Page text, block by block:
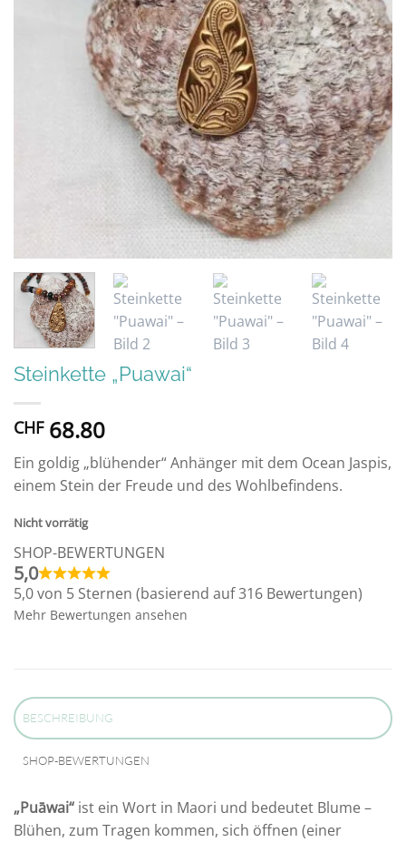
Steinkette „Puawai“
CHF68.80
Ein goldig „blühender“ Anhänger mit dem Ocean Jaspis,
einem Stein der Freude und des Wohlbefindens.
Nicht vorrätig
SHOP-BEWERTUNGEN
5,0
5,0 von 5 Sternen (basierend auf 316 Bewertungen)
Mehr Bewertungen ansehen
BESCHREIBUNG
SHOP-BEWERTUNGEN
„Puāwai“ ist ein Wort in Maori und bedeutet Blume –
Blühen, zum Tragen kommen, sich öffnen (einer